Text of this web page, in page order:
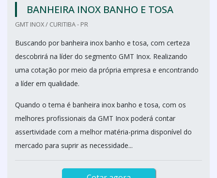
BANHEIRA INOX BANHO E TOSA
GMT INOX / CURITIBA - PR
Buscando por banheira inox banho e tosa, com certeza
descobrirá na líder do segmento GMT Inox. Realizando
uma cotação por meio da própria empresa e encontrando
a líder em qualidade.
Quando o tema é banheira inox banho e tosa, com os
melhores profissionais da GMT Inox poderá contar
assertividade com a melhor matéria-prima disponível do
mercado para suprir as necessidade...